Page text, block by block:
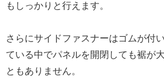
もしっかりと行えます。
さらにサイドファスナーはゴムが付
ている中でパネルを開閉しても裾が
ともありません。